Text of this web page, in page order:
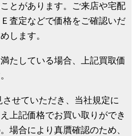
とがあります。ご来店や宅配
査定などで価格をご確認いだ
します。
たしている場合、上記買取価
せていただき、当社規定に
上記価格でお買い取りができ
場合により真贋確認のため、